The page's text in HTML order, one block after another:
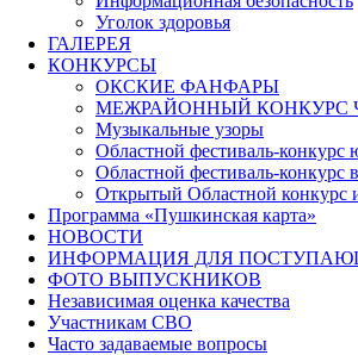
Уголок здоровья
ГАЛЕРЕЯ
КОНКУРСЫ
ОКСКИЕ ФАНФАРЫ
МЕЖРАЙОННЫЙ КОНКУРС
Музыкальные узоры
Областной фестиваль-
Областной фестиваль-конкурс
Открытый Областной конкурс
Программа «Пушкинская карта»
НОВОСТИ
ИНФОРМАЦИЯ ДЛЯ
ФОТО ВЫПУСКНИКОВ
Независимая оценка качества
Участникам СВО
Часто задаваемые вопросы